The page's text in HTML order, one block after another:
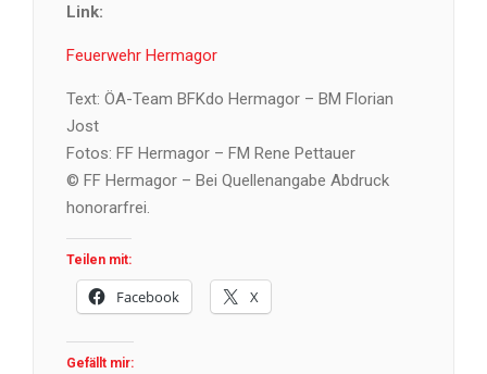
Link:
Feuerwehr Hermagor
Text: ÖA-Team BFKdo Hermagor – BM Florian
Jost
Fotos: FF Hermagor – FM Rene Pettauer
© FF Hermagor – Bei Quellenangabe Abdruck
honorarfrei.
Teilen mit:
Facebook X
Gefällt mir: